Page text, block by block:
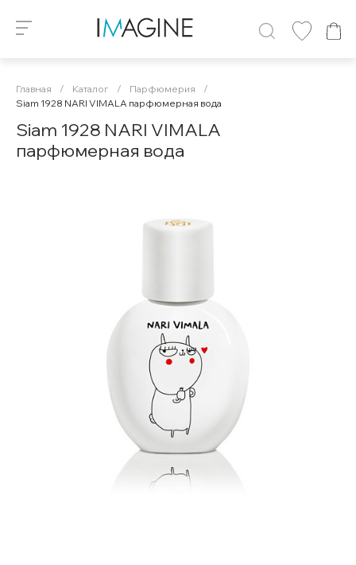
Главная / Каталог / Парфюмерия
/
Siam 1928 NARI VIMALA парфюмерная вода
Siam 1928 NARI VIMALA
парфюмерная вода